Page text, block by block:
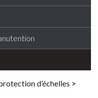
d’échelles >